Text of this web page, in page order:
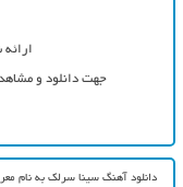
جهت دانلود و
دانلود آهنگ سینا سرلک به نام